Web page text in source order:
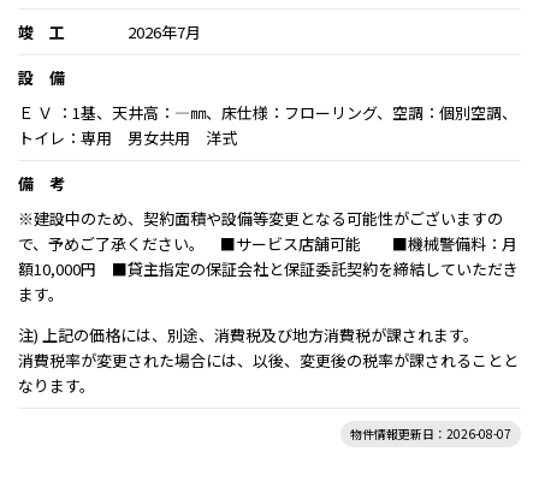
竣 工
2026年7月
設 備
Ｅ Ｖ ：1基、天井高：―㎜、床仕様：フローリング、空調：個別空調、
トイレ：専用 男女共用 洋式
備 考
※建設中のため、契約面積や設備等変更となる可能性がございますの
で、予めご了承ください。 ■サービス店舗可能 ■機械警備料：月
額10,000円 ■貸主指定の保証会社と保証委託契約を締結していただき
ます。
注) 上記の価格には、別途、消費税及び地方消費税が課されます。
消費税率が変更された場合には、以後、変更後の税率が課されることと
なります。
物件情報更新日：2026-08-07